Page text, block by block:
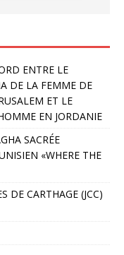
ENTRE LE
DE LA FEMME DE
ET LE
EN JORDANIE
SACRÉE
«WHERE THE
DE CARTHAGE (JCC)